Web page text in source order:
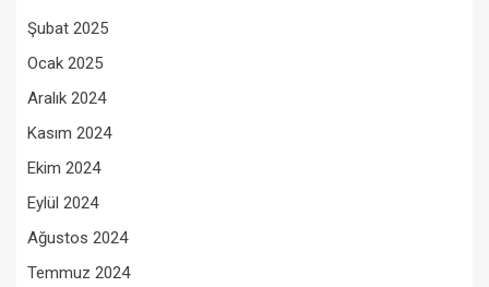
Şubat 2025
Ocak 2025
Aralık 2024
Kasım 2024
Ekim 2024
Eylül 2024
Ağustos 2024
Temmuz 2024